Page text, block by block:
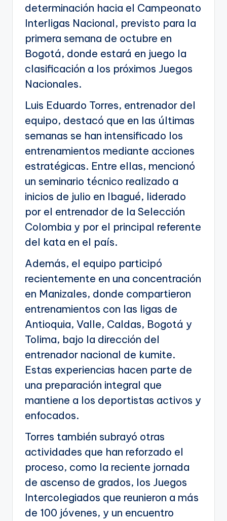
determinación hacia el Campeonato
Interligas Nacional, previsto para la
primera semana de octubre en
Bogotá, donde estará en juego la
clasificación a los próximos Juegos
Nacionales.
Luis Eduardo Torres, entrenador del
equipo, destacó que en las últimas
semanas se han intensificado los
entrenamientos mediante acciones
estratégicas. Entre ellas, mencionó
un seminario técnico realizado a
inicios de julio en Ibagué, liderado
por el entrenador de la Selección
Colombia y por el principal referente
del kata en el país.
Además, el equipo participó
recientemente en una concentración
en Manizales, donde compartieron
entrenamientos con las ligas de
Antioquia, Valle, Caldas, Bogotá y
Tolima, bajo la dirección del
entrenador nacional de kumite.
Estas experiencias hacen parte de
una preparación integral que
mantiene a los deportistas activos y
enfocados.
Torres también subrayó otras
actividades que han reforzado el
proceso, como la reciente jornada
de ascenso de grados, los Juegos
Intercolegiados que reunieron a más
de 100 jóvenes, y un encuentro